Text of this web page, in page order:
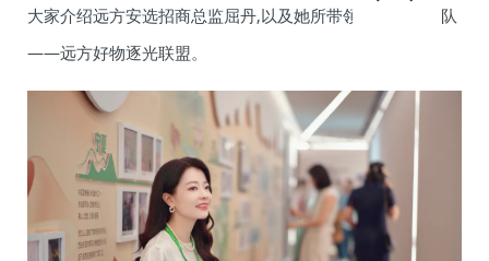
大家介绍远方安选招商总监屈丹,以及她所带领的头部大团队
——远方好物逐光联盟。